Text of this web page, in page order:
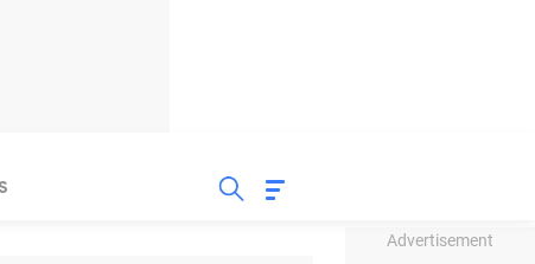
Advertisement